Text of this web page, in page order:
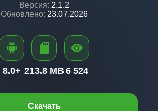
Версия: 2.1.2
Обновлено: 23.07.2026
Скачать
8.0+ 213.8 MB6 524